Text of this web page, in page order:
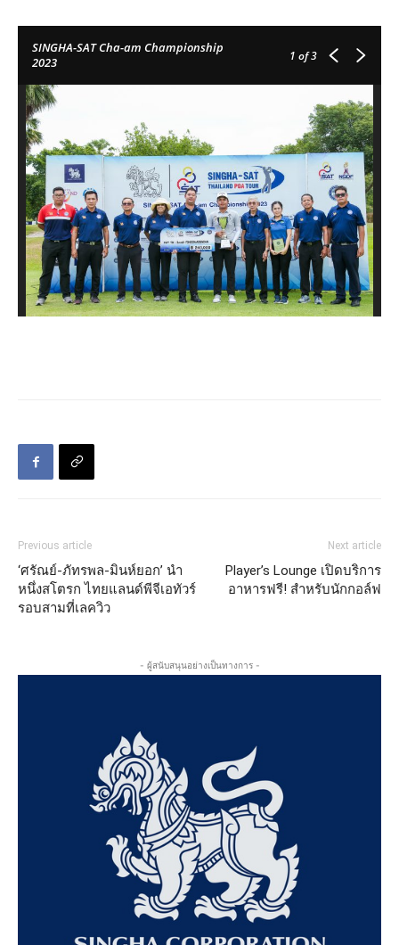
SINGHA-SAT Cha-am Championship
2023
1 of 3
Previous article
‘ศรัณย์-ภัทรพล-มินห์ยอก’ นำ
หนึ่งสโตรก ไทยแลนด์พีจีเอทัวร์
รอบสามที่เลควิว
Next article
Player’s Lounge เปิดบริการ
อาหารฟรี! สำหรับนักกอล์ฟ
- ผู้สนับสนุนอย่างเป็นทางการ -